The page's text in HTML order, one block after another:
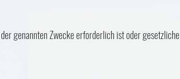
genannten Zwecke erforderlich ist oder gesetzliche